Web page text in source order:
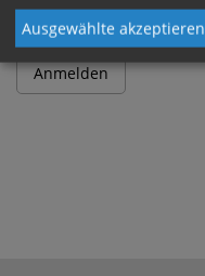
Ausgewählte akzeptieren